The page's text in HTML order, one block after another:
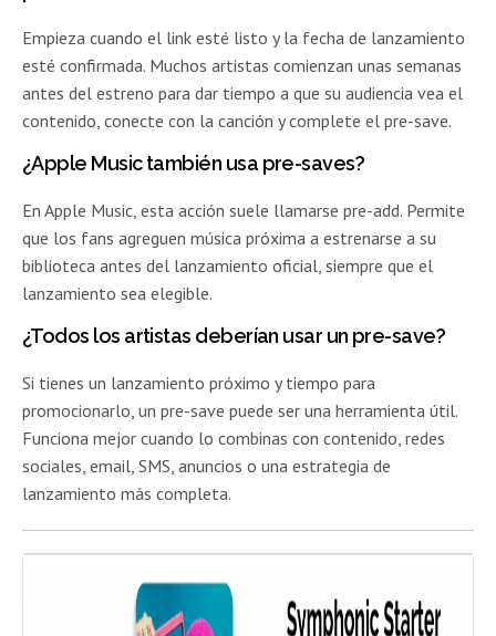
Empieza cuando el link esté listo y la fecha de lanzamiento
esté confirmada. Muchos artistas comienzan unas semanas
antes del estreno para dar tiempo a que su audiencia vea el
contenido, conecte con la canción y complete el pre-save.
¿Apple Music también usa pre-saves?
En Apple Music, esta acción suele llamarse pre-add. Permite
que los fans agreguen música próxima a estrenarse a su
biblioteca antes del lanzamiento oficial, siempre que el
lanzamiento sea elegible.
¿Todos los artistas deberían usar un pre-save?
Si tienes un lanzamiento próximo y tiempo para
promocionarlo, un pre-save puede ser una herramienta útil.
Funciona mejor cuando lo combinas con contenido, redes
sociales, email, SMS, anuncios o una estrategia de
lanzamiento más completa.